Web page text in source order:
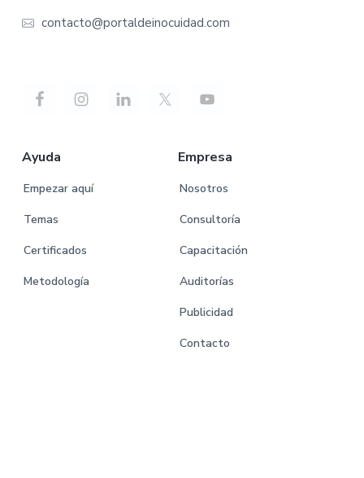
contacto@portaldeinocuidad.com
Ayuda
Empezar aquí
Temas
Certificados
Metodología
Empresa
Nosotros
Consultoría
Capacitación
Auditorías
Publicidad
Contacto